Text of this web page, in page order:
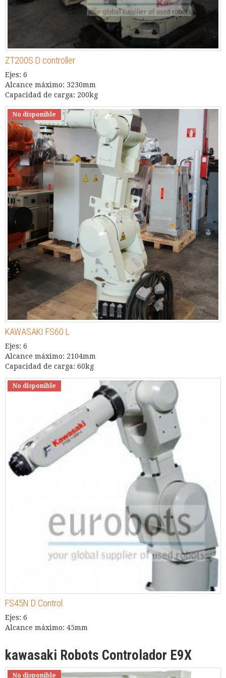
ZT200S D controller
Ejes: 6
Alcance máximo: 3230mm
Capacidad de carga: 200kg
No disponible
KAWASAKI FS60 L
Ejes: 6
Alcance máximo: 2104mm
Capacidad de carga: 60kg
No disponible
FS45N D Control
Ejes: 6
Alcance máximo: 45mm
kawasaki Robots Controlador E9X
No disponible